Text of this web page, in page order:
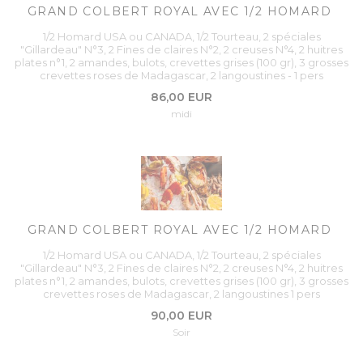
GRAND COLBERT ROYAL AVEC 1/2 HOMARD
1/2 Homard USA ou CANADA, 1/2 Tourteau, 2 spéciales
"Gillardeau" N°3, 2 Fines de claires N°2, 2 creuses N°4, 2 huitres
plates n°1, 2 amandes, bulots, crevettes grises (100 gr), 3 grosses
crevettes roses de Madagascar, 2 langoustines - 1 pers
86,00 EUR
midi
GRAND COLBERT ROYAL AVEC 1/2 HOMARD
1/2 Homard USA ou CANADA, 1/2 Tourteau, 2 spéciales
"Gillardeau" N°3, 2 Fines de claires N°2, 2 creuses N°4, 2 huitres
plates n°1, 2 amandes, bulots, crevettes grises (100 gr), 3 grosses
crevettes roses de Madagascar, 2 langoustines 1 pers
90,00 EUR
Soir